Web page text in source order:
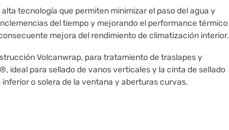
tecnología que permiten minimizar el paso del agua y
del tiempo y mejorando el performance térmico
mejora del rendimiento de climatización interior.
Volcanwrap, para tratamiento de traslapes y
ideal para sellado de vanos verticales y la cinta de sellado
o solera de la ventana y aberturas curvas.